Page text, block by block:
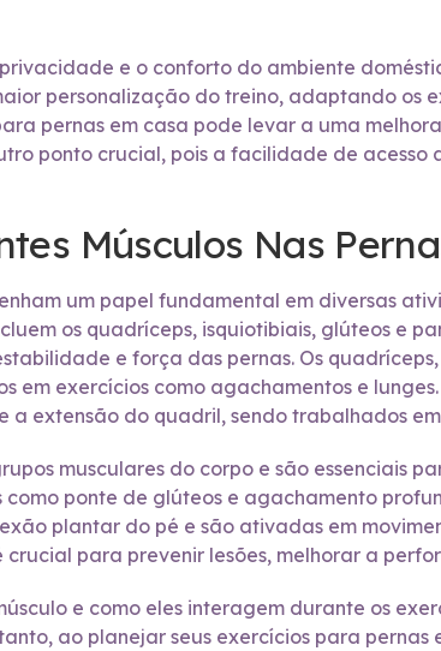
e o conforto do ambiente
personalização do treino, adaptando os
pernas em casa pode levar a uma
ponto crucial, pois a facilidade de
Músculos Nas
um papel fundamental em diversas
os quadríceps, isquiotibiais, glúteos e
e força das pernas. Os
em exercícios como agachamentos e
a extensão do quadril, sendo trabalhados
musculares do corpo e são essenciais
como ponte de glúteos e agachamento
plantar do pé e são ativadas em
para prevenir lesões, melhorar a
e como eles interagem durante os
ao planejar seus exercícios para